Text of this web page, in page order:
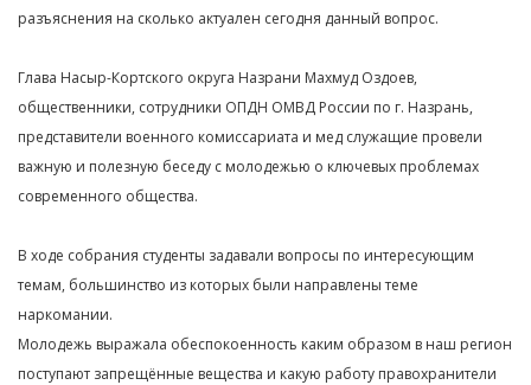
разъяснения на сколько актуален сегодня данный вопрос.
Глава Насыр-Кортского округа Назрани Махмуд Оздоев,
общественники, сотрудники ОПДН ОМВД России по г. Назрань,
представители военного комиссариата и мед служащие провели
важную и полезную беседу с молодежью о ключевых проблемах
современного общества.
В ходе собрания студенты задавали вопросы по интересующим
темам, большинство из которых были направлены теме
наркомании.
Молодежь выражала обеспокоенность каким образом в наш регион
поступают запрещённые вещества и какую работу правохранители